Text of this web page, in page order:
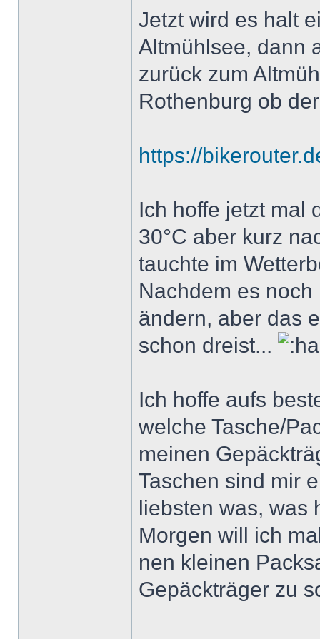
Jetzt wird es halt
Altmühlsee, dann
zurück zum
Rothenburg ob
https://
Ich hoffe jetzt mal
30°C aber kurz
tauchte im
Nachdem es
ändern, aber das
schon dreist...
Ich hoffe aufs
welche Tasche/
meinen
Taschen sind mir
liebsten was, was
Morgen will ich
nen kleinen
Gepäckträger zu